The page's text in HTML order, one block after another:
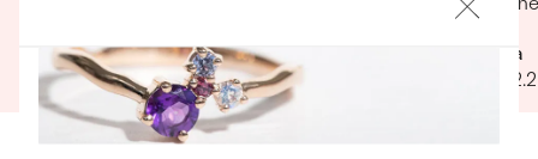
komunikácia a doručenie tovaru na 1 s ⭐️.
Obchod a tovar odporúčam, kto hladá šperk,
urcite si nájde to svoje.
Zuzana
12.07.2023
Zobraziť celú recenziu
Mária